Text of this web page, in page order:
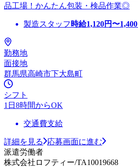
品工場！かんたん包装・検品作業◎
製造スタッフ 時給1,120円〜1,400
勤務地
面接地
群馬県高崎市下大島町
シフト
1日8時間からOK
交通費支給
詳細を見る
応募画面に進む
派遣労働者
株式会社ロフティー/TA10019668